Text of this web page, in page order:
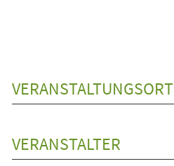
VERANSTALTUNGSORT
VERANSTALTER